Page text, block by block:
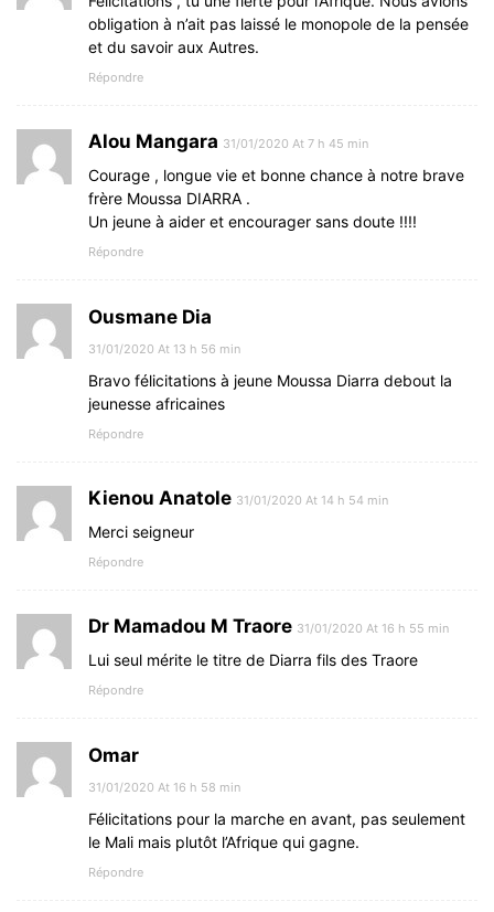
obligation à n’ait pas laissé le monopole de la pensée
et du savoir aux Autres.
Répondre
Alou Mangara 31/01/2020 At 7 h 45 min
Courage , longue vie et bonne chance à notre brave
frère Moussa DIARRA .
Un jeune à aider et encourager sans doute !!!!
Répondre
Ousmane Dia
31/01/2020 At 13 h 56 min
Bravo félicitations à jeune Moussa Diarra debout la
jeunesse africaines
Répondre
Kienou Anatole 31/01/2020 At 14 h 54 min
Merci seigneur
Répondre
Dr Mamadou M Traore 31/01/2020 At 16 h 55 min
Lui seul mérite le titre de Diarra fils des Traore
Répondre
Omar
31/01/2020 At 16 h 58 min
Félicitations pour la marche en avant, pas seulement
le Mali mais plutôt l’Afrique qui gagne.
Répondre